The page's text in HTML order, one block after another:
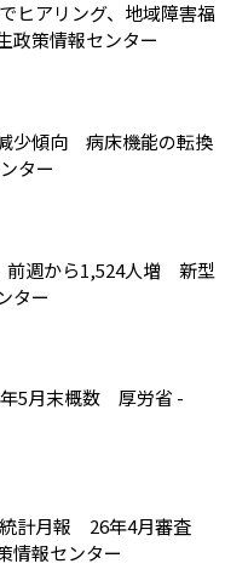
ヒアリング、地域障害福
政策情報センター
少傾向 病床機能の転換
ター
前週から1,524人増 新型
ター
5月末概数 厚労省 -
統計月報 26年4月審査
情報センター